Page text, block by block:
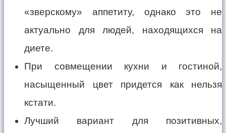
«зверскому» аппетиту, однако это не
актуально для людей, находящихся на
диете.
При совмещении кухни и гостиной,
насыщенный цвет придется как нельзя
кстати.
Лучший вариант для позитивных,